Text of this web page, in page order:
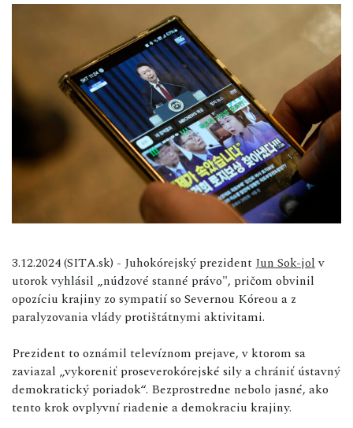
3.12.2024 (SITA.sk) - Juhokórejský prezident Jun Sok-jolv
utorok vyhlásil „núdzové stanné právo", pričom obvinil
opozíciu krajiny zo sympatií so Severnou Kóreou a z
paralyzovania vlády protištátnymi aktivitami.
Prezident to oznámil televíznom prejave, v ktorom sa
zaviazal „vykoreniť proseverokórejské sily a chrániť ústavný
demokratický poriadok“. Bezprostredne nebolo jasné, ako
tento krok ovplyvní riadenie a demokraciu krajiny.